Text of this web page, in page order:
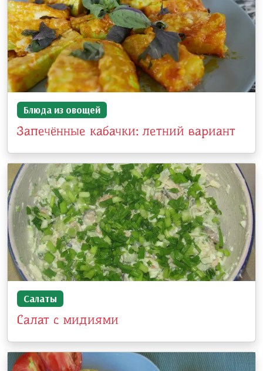
Блюда из овощей
Запечённые кабачки: летний вариант
Салаты
Салат с мидиями